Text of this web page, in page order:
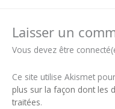
Laisser un
Vous devez être
Ce site utilise Akismet
plus sur la façon dont les
traitées.